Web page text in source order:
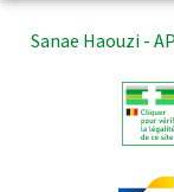
Sanae Haouzi -